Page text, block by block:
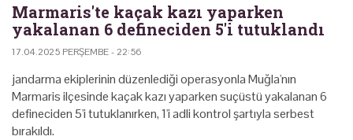
Marmaris'te kaçak kazı yaparken
yakalanan 6 defineciden 5'i tutuklandı
17.04.2025 PERŞEMBE - 22:56
jandarma ekiplerinin düzenlediği operasyonla Muğla'nın
Marmaris ilçesinde kaçak kazı yaparken suçüstü yakalanan 6
defineciden 5'i tutuklanırken, 1'i adli kontrol şartıyla serbest
bırakıldı.